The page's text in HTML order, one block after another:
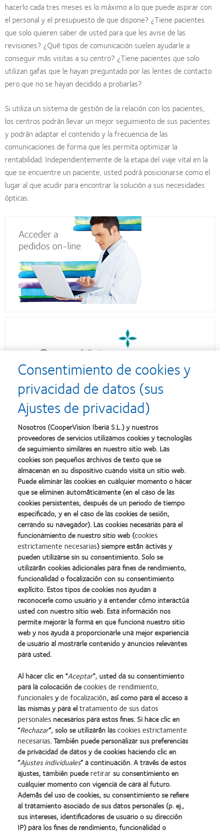
hacerlo cada tres meses es lo máximo a lo que puede aspirar con
el personal y el presupuesto de que dispone? ¿Tiene pacientes
que solo quieren saber de usted para que les avise de las
revisiones? ¿Qué tipos de comunicación suelen ayudarle a
conseguir más visitas a su centro? ¿Tiene pacientes que solo
utilizan gafas que le hayan preguntado por las lentes de contacto
pero que no se hayan decidido a probarlas?
Si utiliza un sistema de gestión de la relación con los pacientes,
los centros podrán llevar un mejor seguimiento de sus pacientes
y podrán adaptar el contenido y la frecuencia de las
comunicaciones de forma que les permita optimizar la
rentabilidad. Independientemente de la etapa del viaje vital en la
que se encuentre un paciente, usted podrá posicionarse como el
lugar al que acudir para encontrar la solución a sus necesidades
ópticas.
Learn
more
about
Premio
Silmo
d’Or
al
mejor
producto
con
MyDay™
Learn
more
about
2012
y
2010:
Mejor
empresa
para
el
desarrollo
Learn
more
about
2011:
Premios
a
la
mejor
fabricación
(2011)
Learn
more
about
2011:
Premio
a
la
salud
(2011)
Learn
more
about
2012:
Premio
Manufacturing
Leadership
100
(ML
100)
(2012)
Learn
more
about
2012
Premio
internacional
REBRAND
100®
(2012)
Learn
more
about
Premio
de
la
Industria
de
la
Nuestros productos Web del usuario
Consentimiento de cookies y
privacidad de datos (sus
Ajustes de privacidad)
Nosotros (CooperVision Iberia S.L.) y nuestros
proveedores de servicios utilizamos cookies y tecnologías
de seguimiento similares en nuestro sitio web. Las
cookies son pequeños archivos de texto que se
almacenan en su dispositivo cuando visita un sitio web.
Puede eliminar las cookies en cualquier momento o hacer
que se eliminen automáticamente (en el caso de las
cookies persistentes, después de un periodo de tiempo
especificado, y en el caso de las cookies de sesión,
cerrando su navegador). Las cookies necesarias para el
funcionamiento de nuestro sitio web (cookies
estrictamente necesarias) siempre están activas y
pueden utilizarse sin su consentimiento. Solo se
utilizarán cookies adicionales para fines de rendimiento,
funcionalidad o focalización con su consentimiento
explícito. Estos tipos de cookies nos ayudan a
reconocerle como usuario y a entender cómo interactúa
usted con nuestro sitio web. Esta información nos
permite mejorar la forma en que funciona nuestro sitio
web y nos ayuda a proporcionarle una mejor experiencia
de usuario al mostrarle contenido y anuncios relevantes
para usted.
Al hacer clic en “Aceptar”, usted da su consentimiento
para la colocación decookies de rendimiento,
funcionalesyde focalización, así como para el acceso a
las mismas y para eltratamiento de sus datos
personales necesarios para estos fines. Si hace clic en
“Rechazar”, solo se utilizarán lascookies estrictamente
necesarias. También puede personalizar sus preferencias
de privacidad de datos y de cookies haciendo clic en
“Ajustes individuales” a continuación. A través de estos
ajustes, también puederetirarsu consentimiento en
cualquier momento con vigencia de cara al futuro.
Además del uso de cookies, su consentimiento se refiere
al tratamiento asociado de sus datos personales (p. ej.,
sus intereses, identificadores de usuario o su dirección
IP) para los fines de rendimiento, funcionalidad o